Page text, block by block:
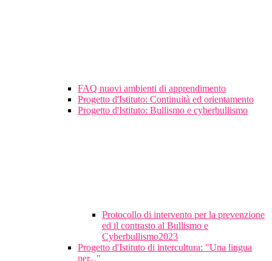
FAQ nuovi ambienti di apprendimento
Progetto d'Istituto: Continuità ed orientamento
Progetto d'Istituto: Bullismo e cyberbullismo
Protocollo di intervento per la prevenzione
ed il contrasto al Bullismo e
Cyberbullismo2023
Progetto d'Istituto di intercultura: "Una lingua
per..."